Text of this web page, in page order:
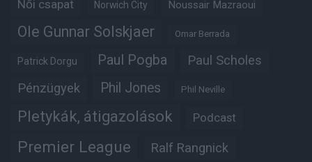
Női csapat Norwich City Noussair Mazraoui
Ole Gunnar Solskjaer Omar Berrada
Patrick Dorgu Paul Pogba Paul Scholes
Pénzügyek Phil Jones Phil Neville
Pletykák, átigazolások Podcast
Premier League Ralf Rangnick